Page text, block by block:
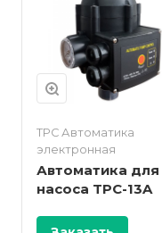
TPC Автоматика
электронная
Автоматика для
насоса TPC-13A